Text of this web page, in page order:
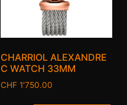
CHARRIOL ALEXANDRE
C WATCH 33MM
CHF 1'750.00